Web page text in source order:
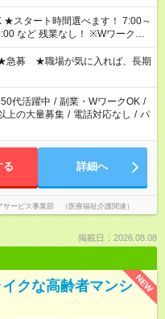
業なし！ ※Wワークの
時間超の就業はご案内できませ
上勤務は社会保険への加入対象
い派遣の原則禁止）により、
が難しい場合があります
急募 ★職場が気に入れば、長期
代活躍中 / 副業・WワークOK /
上の大量募集 / 電話対応なし / パ
る 詳細へ
ービス事業部 （医療福祉介護関連）
掲載日：2026.08.08
NEW
クな高齢者マンシ